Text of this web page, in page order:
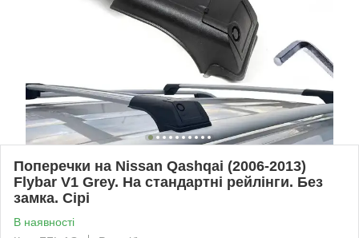
Поперечки на Nissan Qashqai (2006-2013)
Flybar V1 Grey. На стандартні рейлінги. Без
замка. Сірі
В наявності